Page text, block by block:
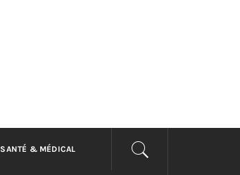
SANTÉ & MÉDICAL